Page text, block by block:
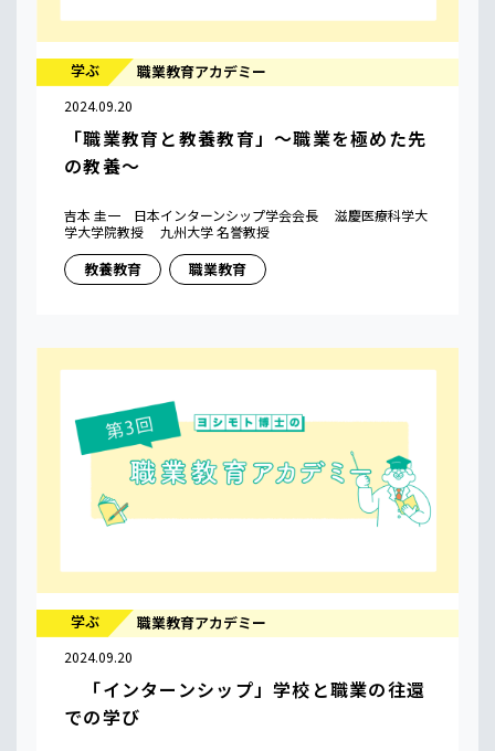
学ぶ 職業教育アカデミー
2024.09.20
「職業教育と教養教育」〜職業を極めた先
の教養〜
吉本 圭一 日本インターンシップ学会会長 滋慶医療科学大
学大学院教授 九州大学 名誉教授
教養教育 職業教育
学ぶ 職業教育アカデミー
2024.09.20
「インターンシップ」学校と職業の往還
での学び